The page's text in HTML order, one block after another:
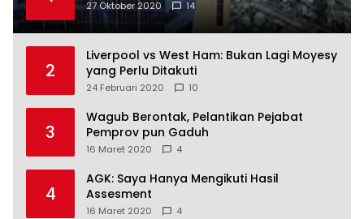
27 Oktober 2020 14
2
Liverpool vs West Ham: Bukan Lagi Moyesy
yang Perlu Ditakuti
24 Februari 2020 10
3
Wagub Berontak, Pelantikan Pejabat
Pemprov pun Gaduh
16 Maret 2020 4
4
AGK: Saya Hanya Mengikuti Hasil
Assesment
16 Maret 2020 4